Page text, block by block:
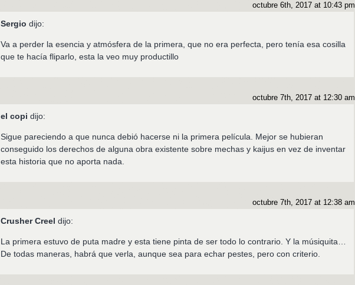
octubre 6th, 2017 at 10:43 pm
Sergio dijo:
Va a perder la esencia y atmósfera de la primera, que no era perfecta, pero tenía esa cosilla
que te hacía fliparlo, esta la veo muy productillo
octubre 7th, 2017 at 12:30 am
el copi dijo:
Sigue pareciendo a que nunca debió hacerse ni la primera película. Mejor se hubieran
conseguido los derechos de alguna obra existente sobre mechas y kaijus en vez de inventar
esta historia que no aporta nada.
octubre 7th, 2017 at 12:38 am
Crusher Creel dijo:
La primera estuvo de puta madre y esta tiene pinta de ser todo lo contrario. Y la músiquita…
De todas maneras, habrá que verla, aunque sea para echar pestes, pero con criterio.